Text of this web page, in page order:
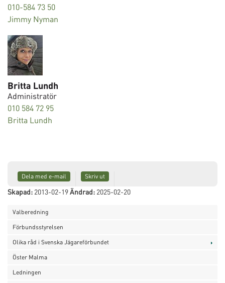
010-584 73 50
Jimmy Nyman
Britta Lundh
Administratör
010 584 72 95
Britta Lundh
Dela med e-mail Skriv ut
Skapad: 2013-02-19Ändrad: 2025-02-20
Valberedning
Förbundsstyrelsen
Olika råd i Svenska Jägareförbundet
Öster Malma
Ledningen